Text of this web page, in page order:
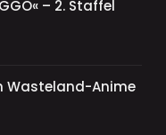
– 2. Staffel
Wasteland-Anime